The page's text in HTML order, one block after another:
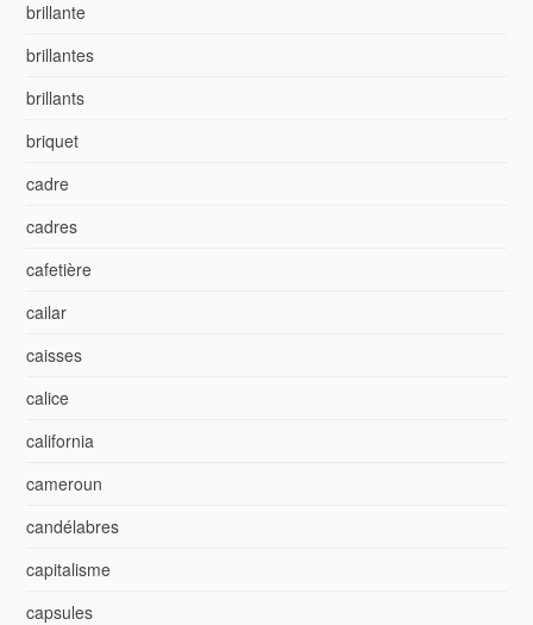
brillante
brillantes
brillants
briquet
cadre
cadres
cafetière
cailar
caisses
calice
california
cameroun
candélabres
capitalisme
capsules